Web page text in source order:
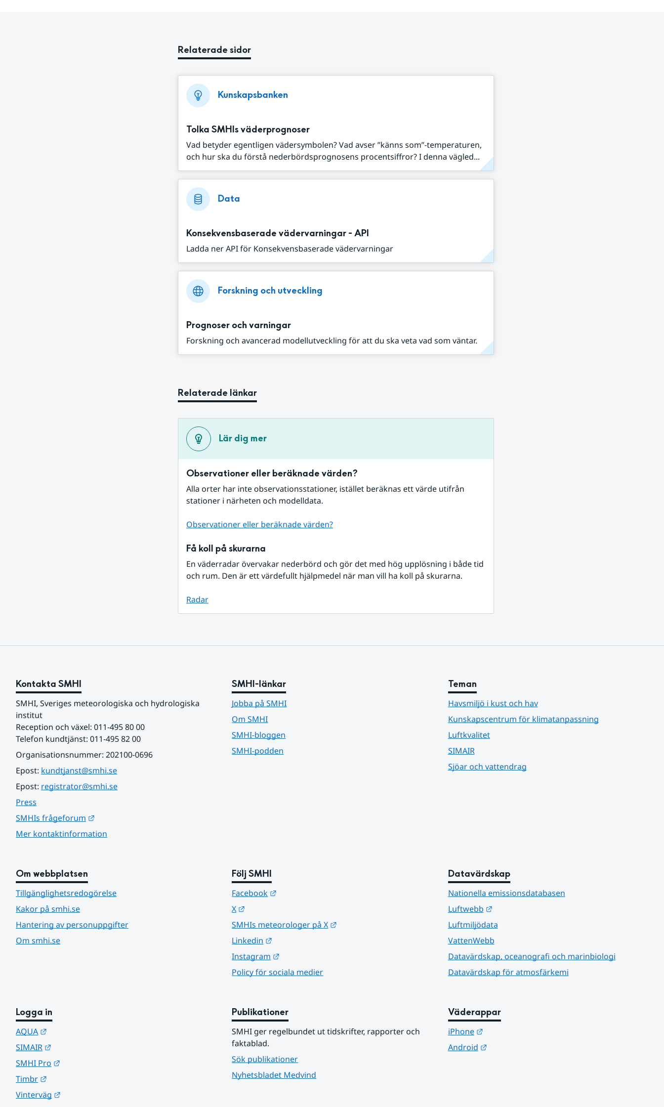
Relaterade sidor
Kunskapsbanken
Tolka SMHIs väderprognoser
Vad betyder egentligen vädersymbolen? Vad avser ”känns som”-temperaturen,
och hur ska du förstå nederbördsprognosens procentsiffror? I denna vägled...
Data
Konsekvensbaserade vädervarningar - API
Ladda ner API för Konsekvensbaserade vädervarningar
Forskning och utveckling
Prognoser och varningar
Forskning och avancerad modellutveckling för att du ska veta vad som väntar.
Relaterade länkar
Lär dig mer
Observationer eller beräknade värden?
Alla orter har inte observationsstationer, istället beräknas ett värde utifrån
stationer i närheten och modelldata.
Observationer eller beräknade värden?
Få koll på skurarna
En väderradar övervakar nederbörd och gör det med hög upplösning i både tid
och rum. Den är ett värdefullt hjälpmedel när man vill ha koll på skurarna.
Radar
Kontakta SMHI
SMHI, Sveriges meteorologiska och hydrologiska
institut
Reception och växel: 011-495 80 00
Telefon kundtjänst: 011-495 82 00
Organisationsnummer: 202100-0696
Epost: kundtjanst@smhi.se
Epost: registrator@smhi.se
Press
SMHIs frågeforum
Mer kontaktinformation
SMHI-länkar
Jobba på SMHI
Om SMHI
SMHI-bloggen
SMHI-podden
Teman
Havsmiljö i kust och hav
Kunskapscentrum för klimatanpassning
Luftkvalitet
SIMAIR
Sjöar och vattendrag
Om webbplatsen
Tillgänglighetsredogörelse
Kakor på smhi.se
Hantering av personuppgifter
Om smhi.se
Följ SMHI
Facebook
X
SMHIs meteorologer på X
Linkedin
Instagram
Policy för sociala medier
Datavärdskap
Nationella emissionsdatabasen
Luftwebb
Länk till annan webbplats.
Luftmiljödata
VattenWebb
Datavärdskap, oceanografi och marinbiologi
Datavärdskap för atmosfärkemi
Logga in
AQUA
SIMAIR
SMHI Pro
Timbr
Vinterväg
Publikationer
SMHI ger regelbundet ut tidskrifter, rapporter och
faktablad.
Sök publikationer
Nyhetsbladet Medvind
Väderappar
iPhone
Länk till annan webbplats.
Android
Länk till annan webbplats.